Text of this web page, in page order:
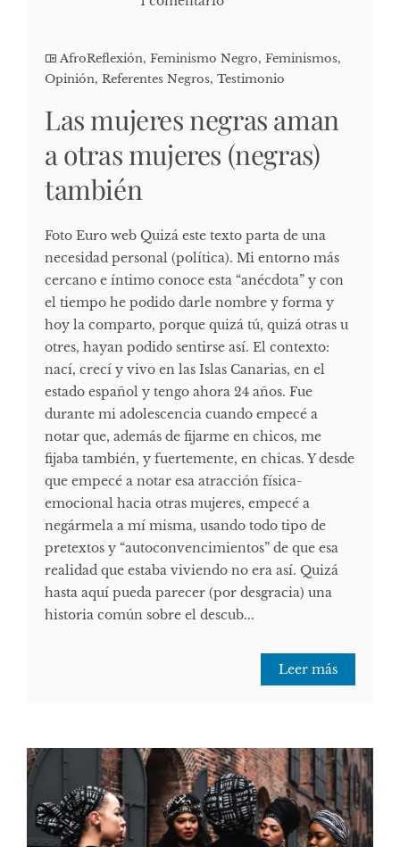
AfroReflexión, Feminismo Negro, Feminismos,
Opinión, Referentes Negros, Testimonio
Las mujeres negras aman
a otras mujeres (negras)
también
Foto Euro web Quizá este texto parta de una
necesidad personal (política). Mi entorno más
cercano e íntimo conoce esta “anécdota” y con
el tiempo he podido darle nombre y forma y
hoy la comparto, porque quizá tú, quizá otras u
otres, hayan podido sentirse así. El contexto:
nací, crecí y vivo en las Islas Canarias, en el
estado español y tengo ahora 24 años. Fue
durante mi adolescencia cuando empecé a
notar que, además de fijarme en chicos, me
fijaba también, y fuertemente, en chicas. Y desde
que empecé a notar esa atracción física-
emocional hacia otras mujeres, empecé a
negármela a mí misma, usando todo tipo de
pretextos y “autoconvencimientos” de que esa
realidad que estaba viviendo no era así. Quizá
hasta aquí pueda parecer (por desgracia) una
historia común sobre el descub...
Leer más